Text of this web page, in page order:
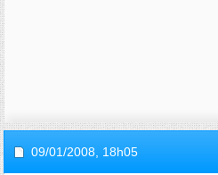
09/01/2008, 18h05